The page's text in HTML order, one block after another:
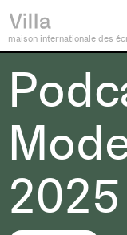
maison internationale des
2025
Recherche